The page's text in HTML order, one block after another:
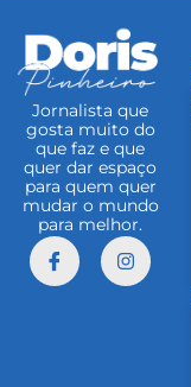
Jornalista que
gosta muito do
que faz e que
quer dar espaço
para quem quer
mudar o mundo
para melhor.